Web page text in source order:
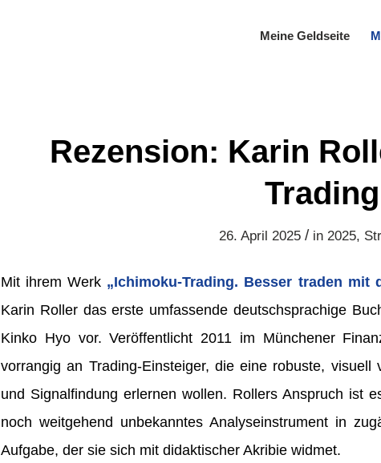
Meine Geldseite
Rezension: Karin
Trading
26. April 2025 / in 2025,
Mit ihrem Werk „Ichimoku-Trading. Besser traden mit
Karin Roller das erste umfassende deutschsprachige
Kinko Hyo vor. Veröffentlicht 2011 im Münchener
vorrangig an Trading-Einsteiger, die eine robuste, visuell
und Signalfindung erlernen wollen. Rollers Anspruch ist
noch weitgehend unbekanntes Analyseinstrument in
Aufgabe, der sie sich mit didaktischer Akribie widmet.